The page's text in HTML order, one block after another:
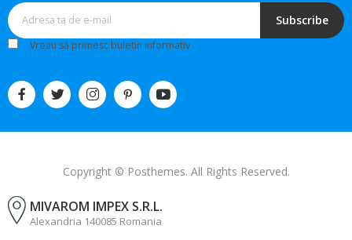
Subscribe
Vreau să primesc buletin informativ
Copyright © Posthemes. All Rights Reserved.
MIVAROM IMPEX S.R.L.
Alexandria 140085 Romania